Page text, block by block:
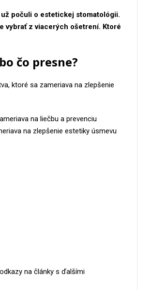
počuli o estetickej stomatológii.
vybrať z viacerých ošetrení. Ktoré
čo presne?
ktoré sa zameriava na zlepšenie
na liečbu a prevenciu
na zlepšenie estetiky úsmevu
na články s ďalšími